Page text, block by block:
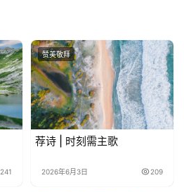
241
赞美敬拜
荐诗 | 时刻需主歌
2026年6月3日 209